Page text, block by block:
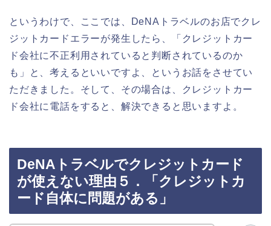
というわけで、ここでは、DeNAトラベルのお店でクレ
ジットカードエラーが発生したら、「クレジットカー
ド会社に不正利用されていると判断されているのか
も」と、考えるといいですよ、というお話をさせてい
ただきました。そして、その場合は、クレジットカー
ド会社に電話をすると、解決できると思いますよ。
DeNAトラベルでクレジットカード
が使えない理由５．「クレジットカ
ード自体に問題がある」